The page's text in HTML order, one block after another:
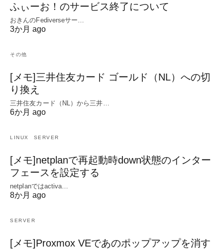
ふぃーお！のサービス終了について
おきんのFediverseサー…
3か月 ago
その他
[メモ]三井住友カード ゴールド（NL）への切
り換え
三井住友カード（NL）から三井…
6か月 ago
LINUX SERVER
[メモ]netplanで再起動時down状態のインター
フェースを設定する
netplanではactiva…
8か月 ago
SERVER
[メモ]Proxmox VEであのポップアップを消す